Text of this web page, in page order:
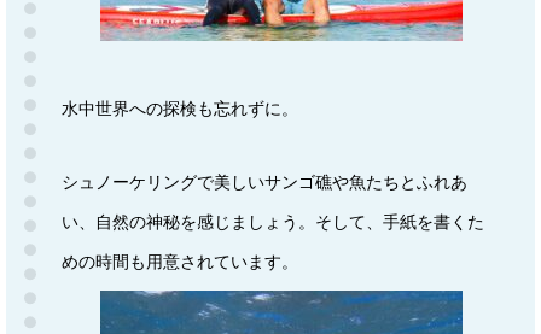
水中世界への探検も忘れずに。
シュノーケリングで美しいサンゴ礁や魚たちとふれあ
い、自然の神秘を感じましょう。そして、手紙を書くた
めの時間も用意されています。